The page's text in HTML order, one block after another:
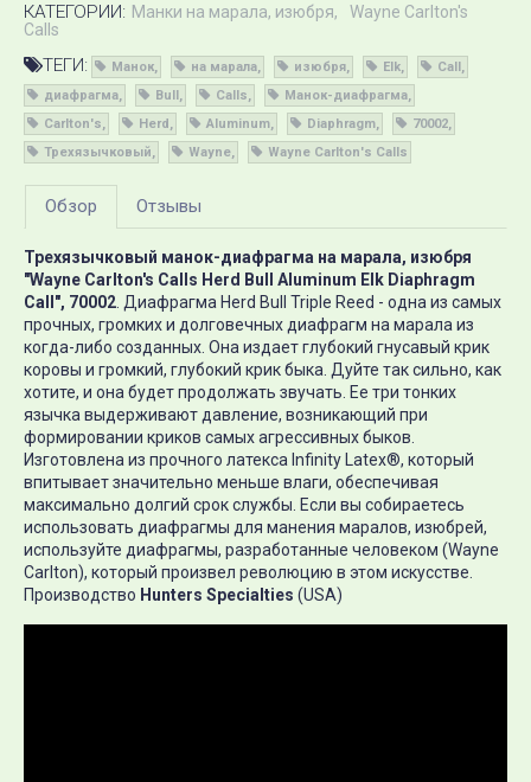
КАТЕГОРИИ: Манки на марала, изюбря
Wayne Carlton's
Calls
ТЕГИ: Манок на марала изюбря Elk
Call
диафрагма
Bull Calls
Манок-диафрагма
Carlton's
Herd Aluminum Diaphragm
70002
Трехязычковый
Wayne Wayne Carlton's Calls
Обзор Отзывы
Трехязычковый манок-диафрагма на марала, изюбря
"Wayne Carlton's Calls Herd Bull Aluminum Elk Diaphragm
Call", 70002. Диафрагма Herd Bull Triple Reed - одна из самых
прочных, громких и долговечных диафрагм на марала из
когда-либо созданных. Она издает глубокий гнусавый крик
коровы и громкий, глубокий крик быка. Дуйте так сильно, как
хотите, и она будет продолжать звучать. Ее три тонких
язычка выдерживают давление, возникающий при
формировании криков самых агрессивных быков.
Изготовлена из прочного латекса Infinity Latex®, который
впитывает значительно меньше влаги, обеспечивая
максимально долгий срок службы. Если вы собираетесь
использовать диафрагмы для манения маралов, изюбрей,
используйте диафрагмы, разработанные человеком (Wayne
Carlton), который произвел революцию в этом искусстве.
Производство Hunters Specialties (USA)